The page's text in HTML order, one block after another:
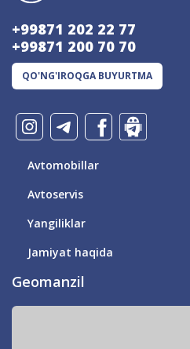
+99871 202 22 77
+99871 200 70 70
QO'NG'IROQGA BUYURTMA
Avtomobillar
Avtoservis
Yangiliklar
Jamiyat haqida
Geomanzil